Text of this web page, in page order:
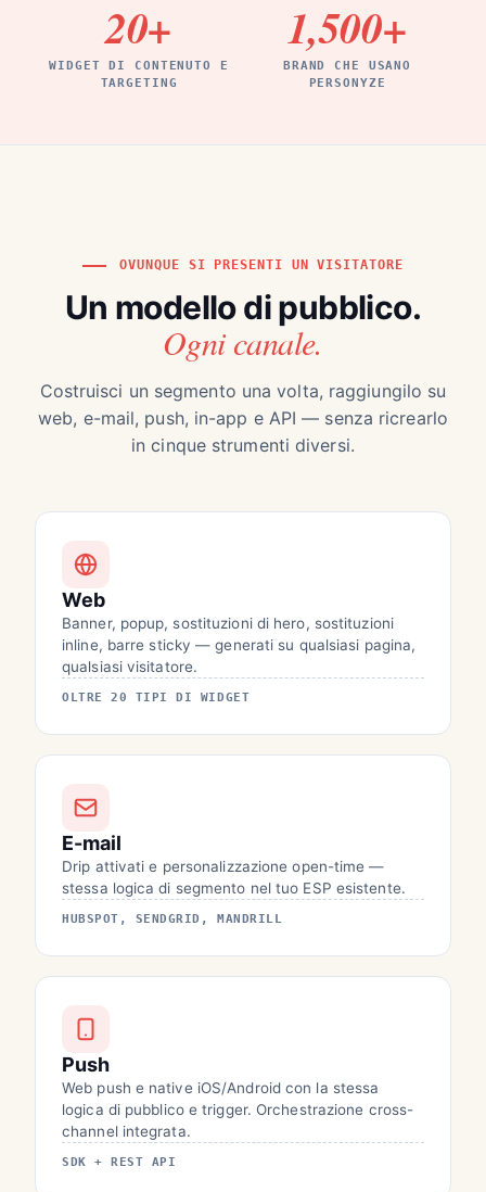
20+
WIDGET DI CONTENUTO E
TARGETING
1,500+
BRAND CHE USANO
PERSONYZE
OVUNQUE SI PRESENTI UN VISITATORE
Un modello di pubblico.
Ogni canale.
Costruisci un segmento una volta, raggiungilo su
web, e-mail, push, in-app e API — senza ricrearlo
in cinque strumenti diversi.
Web
Banner, popup, sostituzioni di hero, sostituzioni
inline, barre sticky — generati su qualsiasi pagina,
qualsiasi visitatore.
OLTRE 20 TIPI DI WIDGET
E-mail
Drip attivati e personalizzazione open-time —
stessa logica di segmento nel tuo ESP esistente.
HUBSPOT, SENDGRID, MANDRILL
Push
Web push e native iOS/Android con la stessa
logica di pubblico e trigger. Orchestrazione cross-
channel integrata.
SDK + REST API